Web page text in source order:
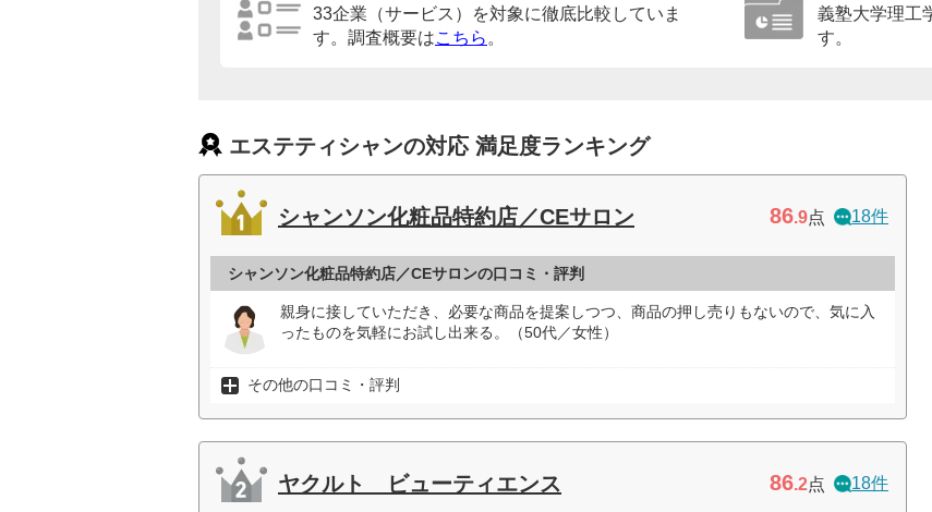
33企業（サービス）を対象に徹底比較していま
す。調査概要はこちら 。
義塾大学理工
す。
エステティシャンの対応 満足度ランキング
シャンソン化粧品特約店／CEサロン 86.9点 18件
シャンソン化粧品特約店／CEサロンの口コミ・評判
親身に接していただき、必要な商品を提案しつつ、商品の押し売りもないので、気に入
ったものを気軽にお試し出来る。（50代／女性）
その他の口コミ・評判
ヤクルト ビューティエンス 86.2点 18件